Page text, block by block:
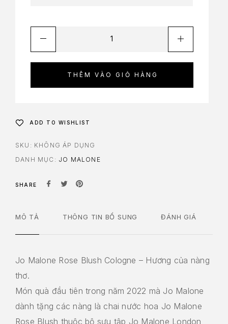
THÊM VÀO GIỎ HÀNG
ADD TO WISHLIST
SKU: KHÔNG ÁP DỤNG
DANH MỤC: JO MALONE
SHARE
MÔ TẢ THÔNG TIN BỔ SUNG ĐÁNH GIÁ
Jo Malone Rose Blush Cologne – Hương của nàng
thơ.
Món quà đầu tiên trong năm 2022 mà Jo Malone
dành tặng các nàng là chai nước hoa Jo Malone
Rose Blush thuộc bộ sưu tập Jo Malone London